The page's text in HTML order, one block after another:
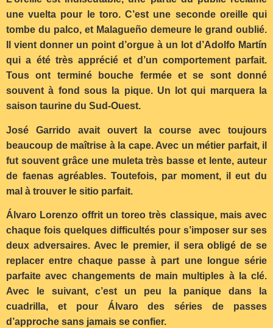
une vuelta pour le toro. C’est une seconde oreille qui
tombe du palco, et Malagueño demeure le grand oublié.
Il vient donner un point d’orgue à un lot d’Adolfo Martín
qui a été très apprécié et d’un comportement parfait.
Tous ont terminé bouche fermée et se sont donné
souvent à fond sous la pique. Un lot qui marquera la
saison taurine du Sud-Ouest.
José Garrido avait ouvert la course avec toujours
beaucoup de maîtrise à la cape. Avec un métier parfait, il
fut souvent grâce une muleta très basse et lente, auteur
de faenas agréables. Toutefois, par moment, il eut du
mal à trouver le sitio parfait.
Álvaro Lorenzo offrit un toreo très classique, mais avec
chaque fois quelques difficultés pour s’imposer sur ses
deux adversaires. Avec le premier, il sera obligé de se
replacer entre chaque passe à part une longue série
parfaite avec changements de main multiples à la clé.
Avec le suivant, c’est un peu la panique dans la
cuadrilla, et pour Álvaro des séries de passes
d’approche sans jamais se confier.